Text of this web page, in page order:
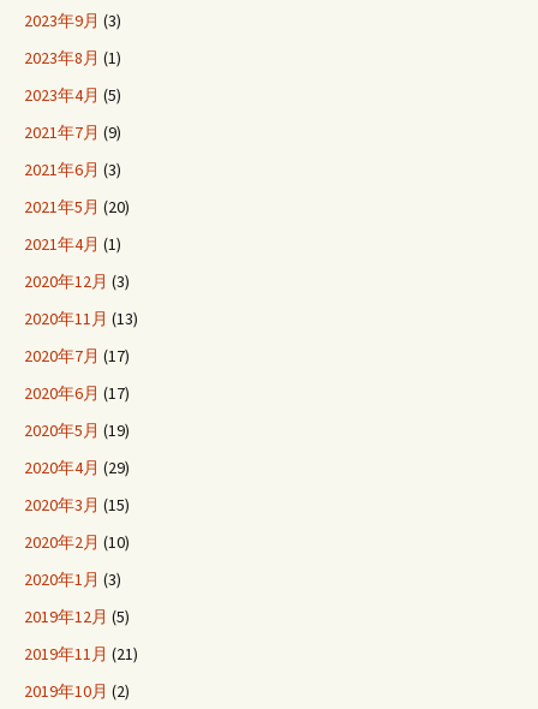
2023年9月 (3)
2023年8月 (1)
2023年4月 (5)
2021年7月 (9)
2021年6月 (3)
2021年5月 (20)
2021年4月 (1)
2020年12月 (3)
2020年11月 (13)
2020年7月 (17)
2020年6月 (17)
2020年5月 (19)
2020年4月 (29)
2020年3月 (15)
2020年2月 (10)
2020年1月 (3)
2019年12月 (5)
2019年11月 (21)
2019年10月 (2)